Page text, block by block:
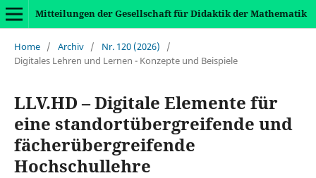
Mitteilungen der Gesellschaft für Didaktik der Mathematik
Home / Archiv / Nr. 120 (2026)
/
Digitales Lehren und Lernen - Konzepte und Beispiele
LLV.HD – Digitale Elemente für
eine standortübergreifende und
fächerübergreifende
Hochschullehre